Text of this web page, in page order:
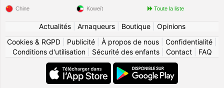
Chine Koweït Toute la liste
Actualités| Arnaqueurs| Boutique| Opinions
Cookies & RGPD
Publicité À propos de nous Confidentialité
Conditions d'utilisation| Sécurité des enfants| Contact| FAQ